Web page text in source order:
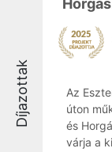
Díjazottak
Az
úton
és
várja a